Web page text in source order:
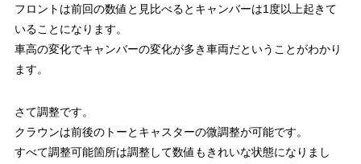
フロントは前回の数値と見比べるとキャンバーは1度以上起きて
いることになります。
車高の変化でキャンバーの変化が多き車両だということがわかり
ます。
さて調整です。
クラウンは前後のトーとキャスターの微調整が可能です。
すべて調整可能箇所は調整して数値もきれいな状態になりまし